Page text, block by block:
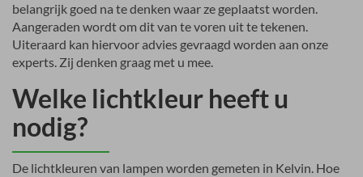
belangrijk goed na te denken waar ze geplaatst worden.
Aangeraden wordt om dit van te voren uit te tekenen.
Uiteraard kan hiervoor advies gevraagd worden aan onze
experts. Zij denken graag met u mee.
Welke lichtkleur heeft u
nodig?
De lichtkleuren van lampen worden gemeten in Kelvin. Hoe